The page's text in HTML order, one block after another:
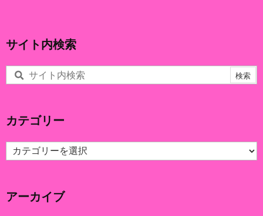
サイト内検索
カテゴリー
カ
テ
ー
アーカイブ